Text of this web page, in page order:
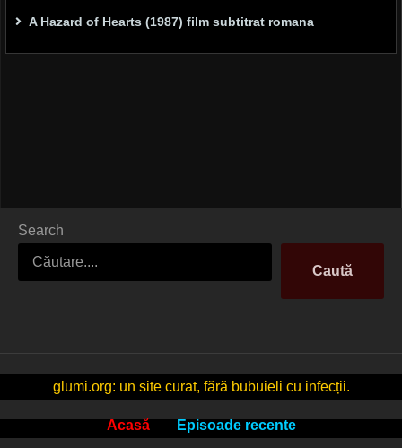
A Hazard of Hearts (1987) film subtitrat romana
Search
Caută
glumi.org: un site curat, fără bubuieli cu infecții.
Acasă Episoade recente